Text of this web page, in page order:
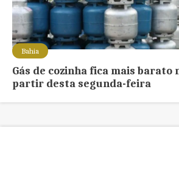
Bahia
Gás de cozinha fica mais barato
partir desta segunda-feira